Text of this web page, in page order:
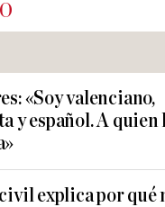
«Soy valenciano,
y español. A quien
explica por qué